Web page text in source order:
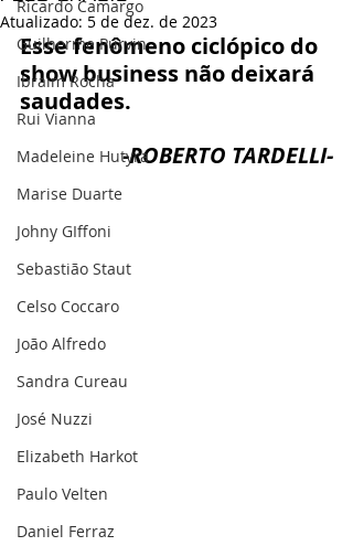
Ricardo Camargo
Guilherme Purvin
Ibraim Rocha
Rui Vianna
Madeleine Hutyra
Marise Duarte
Johny GIffoni
Sebastião Staut
Celso Coccaro
João Alfredo
Sandra Cureau
José Nuzzi
Elizabeth Harkot
Paulo Velten
Daniel Ferraz
Atualizado: 5 de dez. de 2023
Esse fenômeno ciclópico do
show business não deixará
saudades.
-ROBERTO TARDELLI-